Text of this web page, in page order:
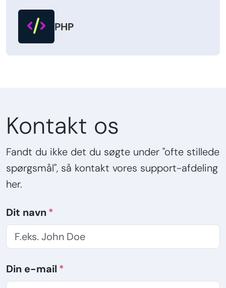
PHP
Kontakt os
Fandt du ikke det du søgte under "ofte stillede
spørgsmål", så kontakt vores support-afdeling
her.
Dit navn
Din e-mail